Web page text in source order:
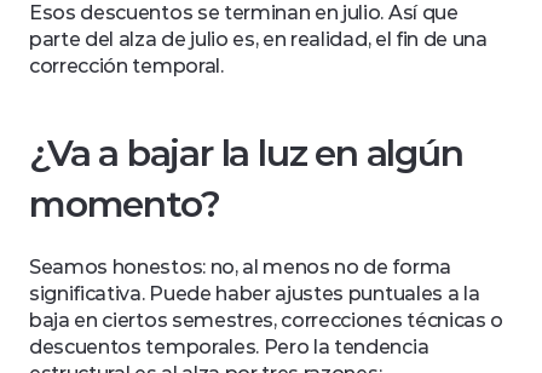
Esos descuentos se terminan en julio. Así que
parte del alza de julio es, en realidad, el fin de una
corrección temporal.
¿Va a bajar la luz en algún
momento?
Seamos honestos: no, al menos no de forma
significativa. Puede haber ajustes puntuales a la
baja en ciertos semestres, correcciones técnicas o
descuentos temporales. Pero la tendencia